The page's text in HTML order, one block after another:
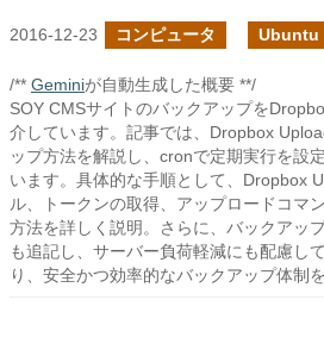
2016-12-23 コンピュータ Ubuntu
/** Geminiが自動生成した概要 **/
SOY CMSサイトのバックアップを
介しています。記事では、Dropbox
ップ方法を解説し、cronで定期実行を設
います。具体的な手順として、Dropbox
ル、トークンの取得、アップロードコマ
方法を詳しく説明。さらに、バックアッ
も追記し、サーバー負荷軽減にも配慮し
り、安全かつ効率的なバックアップ体制